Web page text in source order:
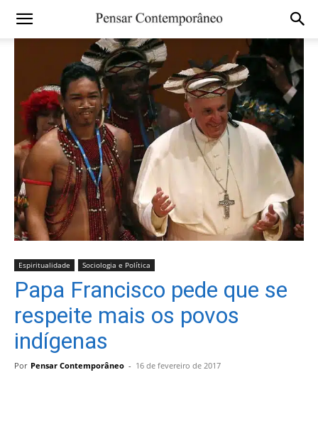
Espiritualidade Sociologia e Política
Papa Francisco pede que se
respeite mais os povos
indígenas
Por Pensar Contemporâneo - 16 de fevereiro de 2017